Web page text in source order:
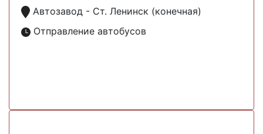
Автозавод - Ст. Ленинск (конечная)
Отправление автобусов